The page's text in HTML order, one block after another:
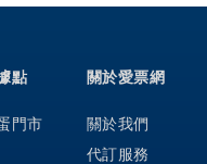
關於愛票網
關於我們
代訂服務
點
門市